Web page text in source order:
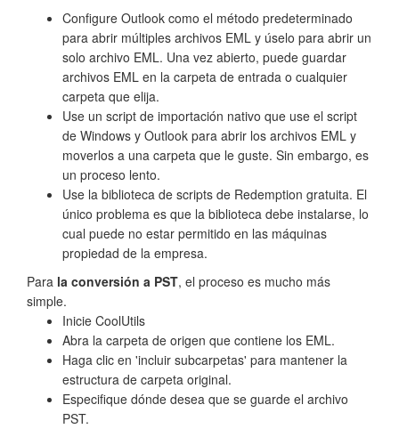
Configure Outlook como el método predeterminado
para abrir múltiples archivos EML y úselo para abrir un
solo archivo EML. Una vez abierto, puede guardar
archivos EML en la carpeta de entrada o cualquier
carpeta que elija.
Use un script de importación nativo que use el script
de Windows y Outlook para abrir los archivos EML y
moverlos a una carpeta que le guste. Sin embargo, es
un proceso lento.
Use la biblioteca de scripts de Redemption gratuita. El
único problema es que la biblioteca debe instalarse, lo
cual puede no estar permitido en las máquinas
propiedad de la empresa.
Para la conversión a PST, el proceso es mucho más
simple.
Inicie CoolUtils
Abra la carpeta de origen que contiene los EML.
Haga clic en 'incluir subcarpetas' para mantener la
estructura de carpeta original.
Especifique dónde desea que se guarde el archivo
PST.